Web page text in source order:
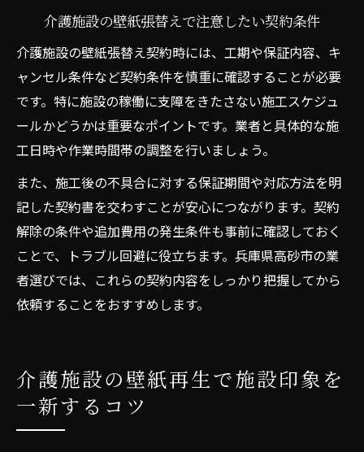
介護施設の壁紙張替えで注意したい契約条件
介護施設の壁紙張替え契約時には、工期や保証内容、キ
ャンセル条件など契約条件を慎重に確認することが必要
です。特に施設の稼働に支障をきたさない施工スケジュ
ールかどうかは重要なポイントです。業者と具体的な施
工日時や作業時間帯の調整を行いましょう。
また、施工後の不具合に対する保証期間や対応方法を明
記した契約書を交わすことが安心につながります。契約
解除の条件や追加費用の発生条件も事前に確認しておく
ことで、トラブル回避に役立ちます。兵庫県高砂市の業
者選びでは、これらの契約内容をしっかり把握してから
依頼することをおすすめします。
介護施設の壁紙再生で施設印象を
一新するコツ